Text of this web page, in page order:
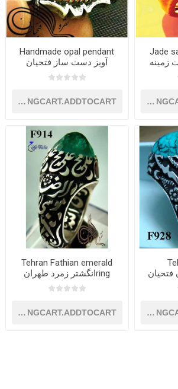
Jade
زمینه
Handmade opal pendant
آویز دست ساز فتحیان
SHOPPINGCART.ADDTOCART
Tehran Fathian emerald
ringانگشتر زمرد طهران
فتحیان
SHOPPINGCART.ADDTOCART